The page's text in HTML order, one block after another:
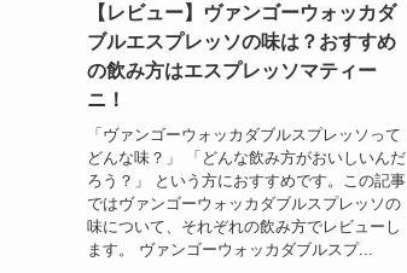
【レビュー】ヴァンゴーウォッカダ
ブルエスプレッソの味は？おすすめ
の飲み方はエスプレッソマティー
ニ！
「ヴァンゴーウォッカダブルスプレッソって
どんな味？」 「どんな飲み方がおいしいんだ
ろう？」 という方におすすめです。この記事
ではヴァンゴーウォッカダブルスプレッソの
味について、それぞれの飲み方でレビューし
ます。 ヴァンゴーウォッカダブルスプ...